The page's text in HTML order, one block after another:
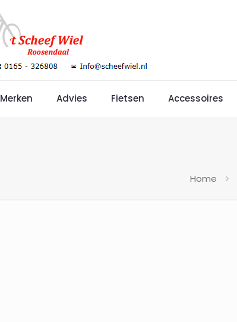
Merken Advies Fietsen Accessoires
Home